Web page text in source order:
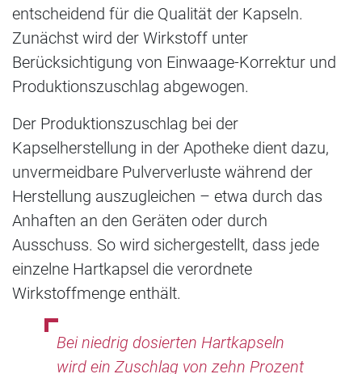
entscheidend für die Qualität der Kapseln.
Zunächst wird der Wirkstoff unter
Berücksichtigung von Einwaage-Korrektur und
Produktionszuschlag abgewogen.
Der Produktionszuschlag bei der
Kapselherstellung in der Apotheke dient dazu,
unvermeidbare Pulververluste während der
Herstellung auszugleichen – etwa durch das
Anhaften an den Geräten oder durch
Ausschuss. So wird sichergestellt, dass jede
einzelne Hartkapsel die verordnete
Wirkstoffmenge enthält.
Bei niedrig dosierten Hartkapseln
wird ein Zuschlag von zehn Prozent